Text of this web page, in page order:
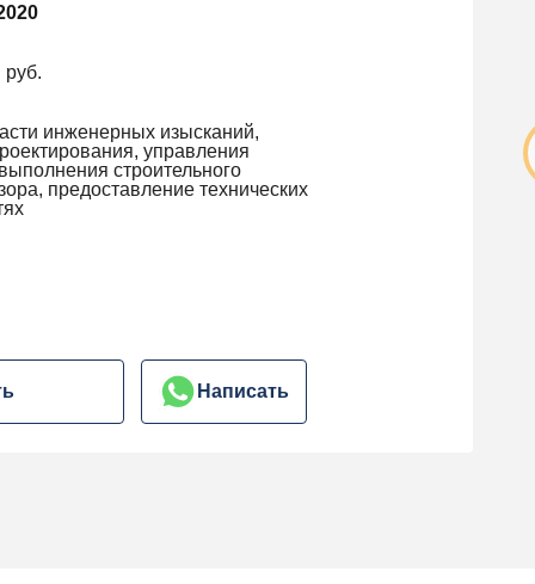
инженерных изысканий,
управления
строительного
предоставление технических
Написать